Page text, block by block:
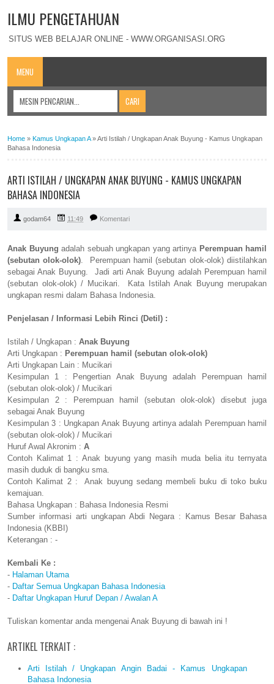
ILMU PENGETAHUAN
SITUS WEB BELAJAR ONLINE - WWW.ORGANISASI.ORG
MENU
Home » Kamus Ungkapan A»Arti Istilah / Ungkapan Anak Buyung - Kamus Ungkapan
Bahasa Indonesia
ARTI ISTILAH / UNGKAPAN ANAK BUYUNG - KAMUS UNGKAPAN
BAHASA INDONESIA
godam64 11:49 Komentari
Anak Buyung adalah sebuah ungkapan yang artinya Perempuan hamil
(sebutan olok-olok). Perempuan hamil (sebutan olok-olok) diistilahkan
sebagai Anak Buyung. Jadi arti Anak Buyung adalah Perempuan hamil
(sebutan olok-olok) / Mucikari. Kata Istilah Anak Buyung merupakan
ungkapan resmi dalam Bahasa Indonesia.
Penjelasan / Informasi Lebih Rinci (Detil) :
Istilah / Ungkapan : Anak Buyung
Arti Ungkapan : Perempuan hamil (sebutan olok-olok)
Arti Ungkapan Lain : Mucikari
Kesimpulan 1 : Pengertian Anak Buyung adalah Perempuan hamil
(sebutan olok-olok) / Mucikari
Kesimpulan 2 : Perempuan hamil (sebutan olok-olok) disebut juga
sebagai Anak Buyung
Kesimpulan 3 : Ungkapan Anak Buyung artinya adalah Perempuan hamil
(sebutan olok-olok) / Mucikari
Huruf Awal Akronim : A
Contoh Kalimat 1 : Anak buyung yang masih muda belia itu ternyata
masih duduk di bangku sma.
Contoh Kalimat 2 : Anak buyung sedang membeli buku di toko buku
kemajuan.
Bahasa Ungkapan : Bahasa Indonesia Resmi
Sumber informasi arti ungkapan Abdi Negara : Kamus Besar Bahasa
Indonesia (KBBI)
Keterangan : -
Kembali Ke :
- Halaman Utama
- Daftar Semua Ungkapan Bahasa Indonesia
- Daftar Ungkapan Huruf Depan / Awalan A
Tuliskan komentar anda mengenai Anak Buyung di bawah ini !
ARTIKEL TERKAIT :
Arti Istilah / Ungkapan Angin Badai - Kamus Ungkapan
Bahasa Indonesia